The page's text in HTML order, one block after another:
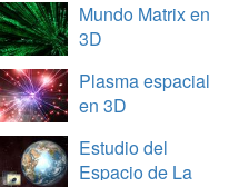
Mundo Matrix en
3D
Plasma espacial
en 3D
Estudio del
Espacio de La